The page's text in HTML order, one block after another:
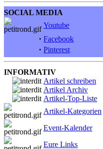
SOCIAL MEDIA
Youtube
· Facebook
· Pinterest
INFORMATIV
Artikel schreiben
Artikel Archiv
Artikel-Top-Liste
Artikel-Kategorien
Event-Kalender
Eure Links